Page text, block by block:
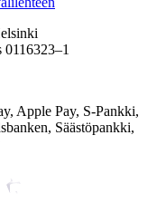
Apple Pay, S-Pankki,
Säästöpankki,